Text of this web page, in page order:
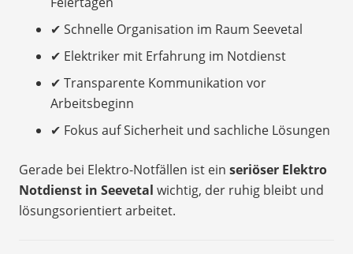
✔ Schnelle Organisation im Raum Seevetal
✔ Elektriker mit Erfahrung im Notdienst
✔ Transparente Kommunikation vor
Arbeitsbeginn
✔ Fokus auf Sicherheit und sachliche Lösungen
Gerade bei Elektro-Notfällen ist ein seriöser Elektro
Notdienst in Seevetal wichtig, der ruhig bleibt und
lösungsorientiert arbeitet.